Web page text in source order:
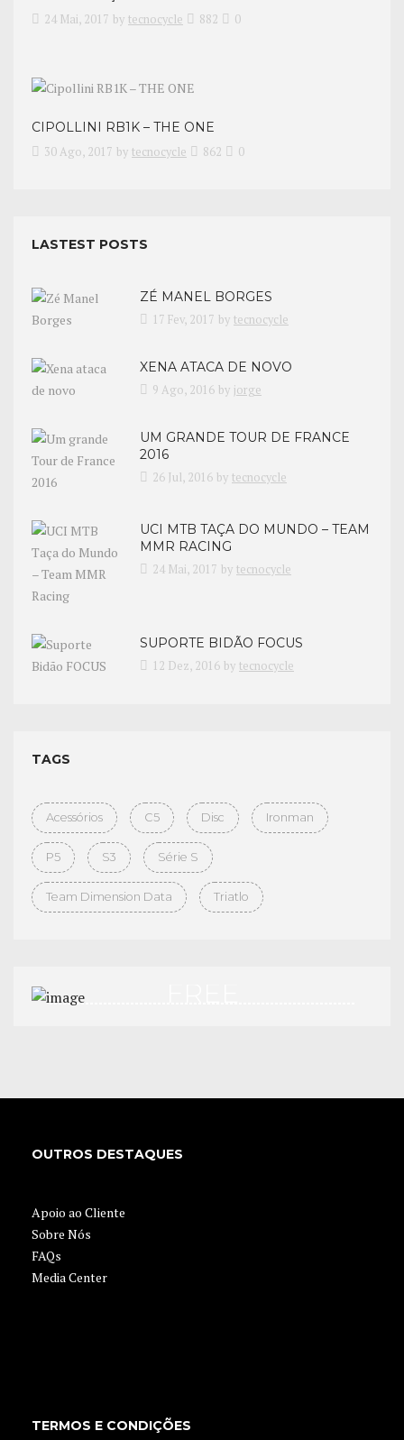
24 Mai, 2017 by tecnocycle 882 0
CIPOLLINI RB1K – THE ONE
30 Ago, 2017 by tecnocycle 862 0
LASTEST POSTS
ZÉ MANEL BORGES
17 Fev, 2017 by tecnocycle
XENA ATACA DE NOVO
9 Ago, 2016 by jorge
UM GRANDE TOUR DE FRANCE
2016
26 Jul, 2016 by tecnocycle
UCI MTB TAÇA DO MUNDO – TEAM
MMR RACING
24 Mai, 2017 by tecnocycle
SUPORTE BIDÃO FOCUS
12 Dez, 2016 by tecnocycle
TAGS
Acessórios C5 Disc Ironman
P5 S3 Série S
Team Dimension Data Triatlo
OUTROS DESTAQUES
Apoio ao Cliente
Sobre Nós
FAQs
Media Center
TERMOS E CONDIÇÕES